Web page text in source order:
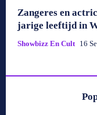
Zangeres en
jarige leeftijd in
Showbizz En Cult 16